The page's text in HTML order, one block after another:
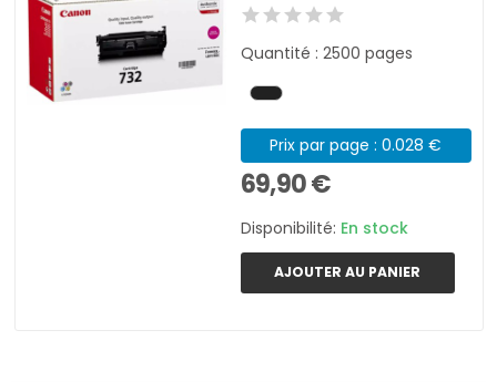
Quantité : 2500 pages
Prix par page : 0.028 €
69,90 €
Disponibilité: En stock
AJOUTER AU PANIER